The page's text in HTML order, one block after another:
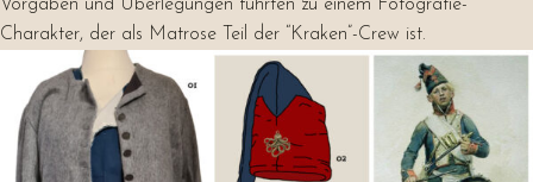
Vorgaben und Überlegungen führten zu einem Fotografie-
Charakter, der als Matrose Teil der “Kraken”-Crew ist.